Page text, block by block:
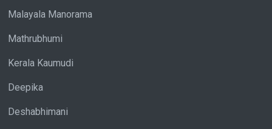
Malayala Manorama
Mathrubhumi
Kerala Kaumudi
Deepika
Deshabhimani